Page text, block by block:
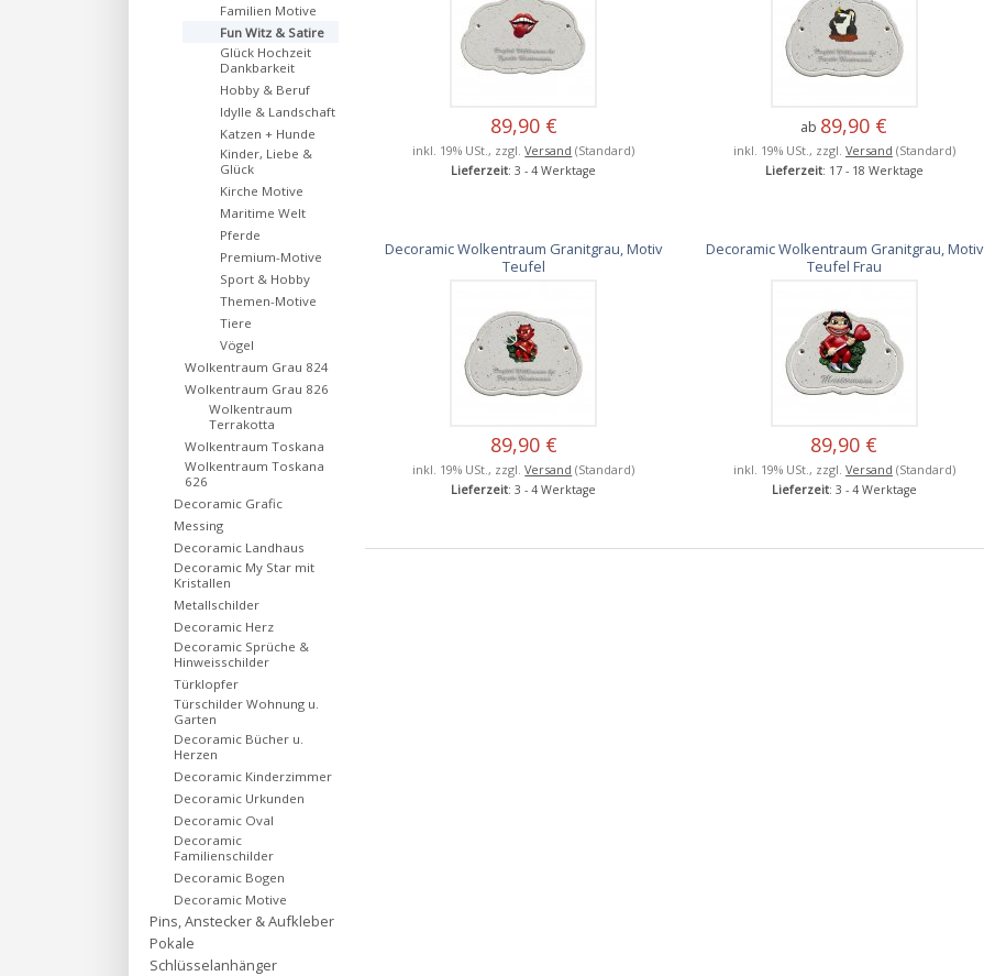
89,90 €
inkl. 19% USt., zzgl.Versand (Standard)
Lieferzeit: 3 - 4 Werktage
ab 89,90 €
inkl. 19% USt., zzgl. Versand (Standard)
Lieferzeit: 17 - 18 Werktage
Decoramic Wolkentraum Granitgrau, Motiv
Teufel
89,90 €
inkl. 19% USt., zzgl.Versand (Standard)
Lieferzeit: 3 - 4 Werktage
Decoramic Wolkentraum Granitgrau, Motiv
Teufel Frau
89,90 €
inkl. 19% USt., zzgl. Versand (Standard)
Lieferzeit: 3 - 4 Werktage
Familien Motive
Fun Witz & Satire
Glück Hochzeit
Dankbarkeit
Hobby & Beruf
Idylle & Landschaft
Katzen + Hunde
Kinder, Liebe &
Glück
Kirche Motive
Maritime Welt
Pferde
Premium-Motive
Sport & Hobby
Themen-Motive
Tiere
Vögel
Wolkentraum Grau 824
Wolkentraum Grau 826
Wolkentraum
Terrakotta
Wolkentraum Toskana
Wolkentraum Toskana
626
Decoramic Grafic
Messing
Decoramic Landhaus
Decoramic My Star mit
Kristallen
Metallschilder
Decoramic Herz
Decoramic Sprüche &
Hinweisschilder
Türklopfer
Türschilder Wohnung u.
Garten
Decoramic Bücher u.
Herzen
Decoramic Kinderzimmer
Decoramic Urkunden
Decoramic Oval
Decoramic
Familienschilder
Decoramic Bogen
Decoramic Motive
Pins, Anstecker & Aufkleber
Pokale
Schlüsselanhänger